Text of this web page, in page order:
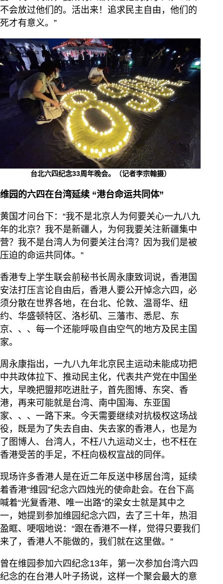
不会放过他们的。活出来！追求民主自由，他们的
死才有意义。”
台北六四纪念33周年晚会。（记者李宗翰摄）
维园的六四在台湾延续 “港台命运共同体”
黄国才问台下：“我不是北京人为何要关心一九八九
年的北京？我不是新疆人，为何我要关注新疆集中
营？我不是台湾人为何要关注台湾？因为我们是被
压迫的命运共同体。”
香港专上学生联会前秘书长周永康致词说，香港国
安法打压言论自由后，香港人要公开悼念六四，必
须分散在世界各地，在台北、伦敦、温哥华、纽
约、华盛顿特区、洛杉矶、三藩市、悉尼、东
京、、、每一个还能呼吸自由空气的地方及民主国
家。
周永康指出，一九八九年北京民主运动未能成功把
中共政体拉下、推动民主化，代表共产党在中国坐
大，早晚把盟邦吃进肚子，首先图博、东突、香
港，再来可能就是台湾、南中国海、东亚国
家、、、一路下来。今天需要继续对抗极权这场战
役，既是为了失去自由、失去家的香港人，也是为
了图博人、台湾人，不枉八九运动义士，也不枉在
香港受苦的手足，不枉向极权宣战的同伴。
现场许多香港人是在近二年反送中移居台湾，延续
着香港“维园”纪念六四烛光的使命赴会。在台下高
喊着“光复香港、唯一出路”的梁女士就是其中之
一，她提到参加维园纪念六四，去了三十年，热泪
盈眶、哽咽地说：“跟在香港不一样，觉得只要我们
来了，香港人不能做的，我们就在这里做。”
曾在维园参加六四纪念13年，第一次参加台湾六四
纪念的在台港人叶子扬说，这样一个聚会最大的意